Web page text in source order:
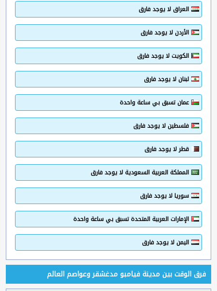
العراق لا يوجد فارق
الأردن لا يوجد فارق
الكويت لا يوجد فارق
لبنان لا يوجد فارق
عمان تسبق بي ساعة واحدة
فلسطين لا يوجد فارق
قطر لا يوجد فارق
المملكة العربية السعودية لا يوجد فارق
سوريا لا يوجد فارق
الإمارات العربية المتحدة تسبق بي ساعة واحدة
اليمن لا يوجد فارق
فرق الوقت بين مدينة فيامبو مدغشقر وعواصم العالم